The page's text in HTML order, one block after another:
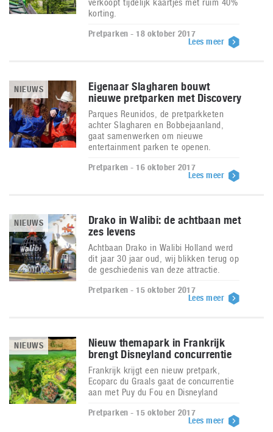
verkoopt tijdelijk kaartjes met ruim 40%
korting.
Pretparken - 18 oktober 2017
Lees meer
NIEUWS
Eigenaar Slagharen bouwt
nieuwe pretparken met Discovery
Parques Reunidos, de pretparkketen
achter Slagharen en Bobbejaanland,
gaat samenwerken om nieuwe
entertainment parken te openen.
Pretparken - 16 oktober 2017
Lees meer
NIEUWS
Drako in Walibi: de achtbaan met
zes levens
Achtbaan Drako in Walibi Holland werd
dit jaar 30 jaar oud, wij blikken terug op
de geschiedenis van deze attractie.
Pretparken - 15 oktober 2017
Lees meer
NIEUWS
Nieuw themapark in Frankrijk
brengt Disneyland concurrentie
Frankrijk krijgt een nieuw pretpark,
Ecoparc du Graals gaat de concurrentie
aan met Puy du Fou en Disneyland
Pretparken - 15 oktober 2017
Lees meer